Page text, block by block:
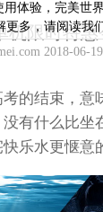
体验，完美世
更多，请阅读我
机限时特惠
2018-06-19
的结束，意
有什么比坐
乐水更惬意